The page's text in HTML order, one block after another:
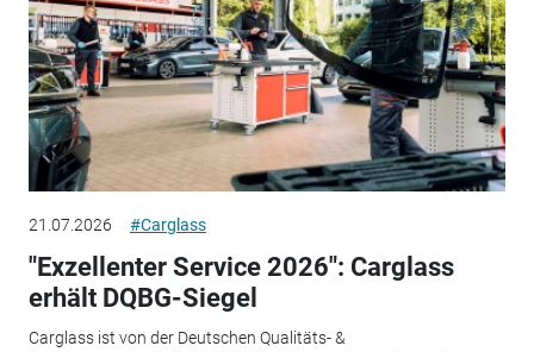
21.07.2026 #Carglass
"Exzellenter Service 2026": Carglass
erhält DQBG-Siegel
Carglass ist von der Deutschen Qualitäts- &